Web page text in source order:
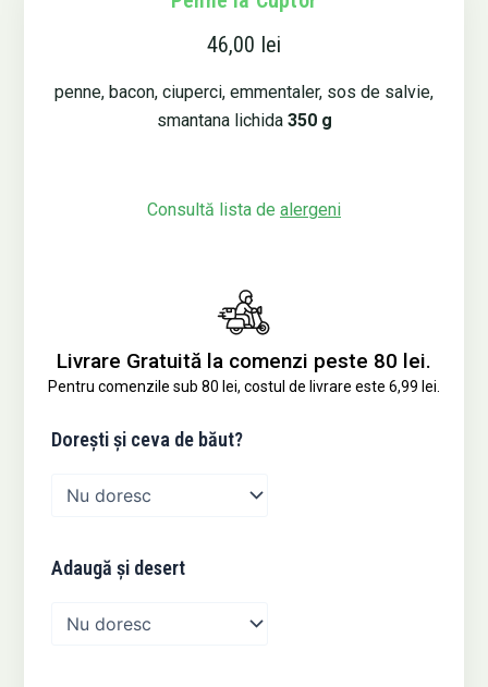
46,00 lei
penne, bacon, ciuperci, emmentaler, sos de salvie,
smantana lichida 350 g
Consultă lista de alergeni
Livrare Gratuită la comenzi peste 80 lei.
Pentru comenzile sub 80 lei, costul de livrare este 6,99 lei.
Dorești și ceva de băut?
Adaugă și desert
Cantitate
Penne
Cuptor